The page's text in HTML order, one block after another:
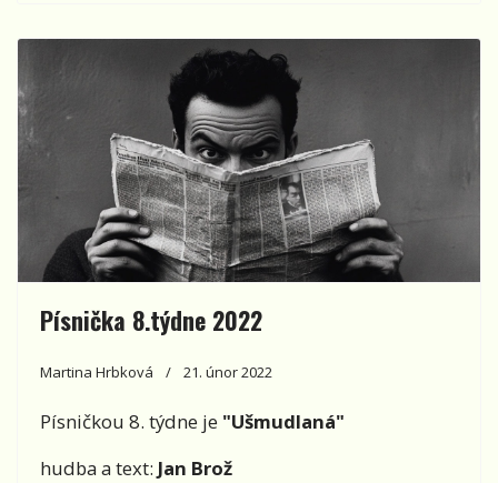
Písnička 8.týdne 2022
Martina Hrbková 21. únor 2022
Písničkou 8. týdne je "Ušmudlaná"
hudba a text: Jan Brož